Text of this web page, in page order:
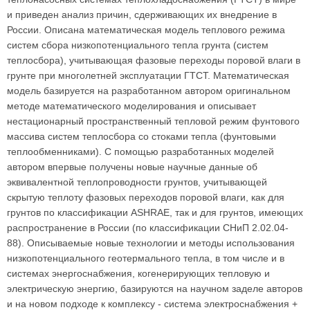
и приведен анализ причин, сдерживающих их внедрение в
России. Описана математическая модель теплового режима
систем сбора низкопотенциального тепла грунта (систем
теплосбора), учитывающая фазовые переходы поровой влаги в
грунте при многолетней эксплуатации ГТСТ. Математическая
модель базируется на разработанном автором оригинальном
методе математического моделирования и описывает
нестационарный пространственный тепловой режим фунтового
массива систем теплосбора со стоками тепла (фунтовыми
теплообменниками). С помощью разработанных моделей
автором впервые получены новые научные данные об
эквивалентной теплопроводности грунтов, учитывающей
скрытую теплоту фазовых переходов поровой влаги, как для
грунтов по классификации ASHRAE, так и для грунтов, имеющих
распространение в России (по классификации СНиП 2.02.04-
88). Описываемые новые технологии и методы использования
низкопотенциального геотермального тепла, в том числе и в
системах энергоснабжения, когенерирующих тепловую и
электрическую энергию, базируются на научном заделе авторов
и на новом подходе к комплексу - система электроснабжения +